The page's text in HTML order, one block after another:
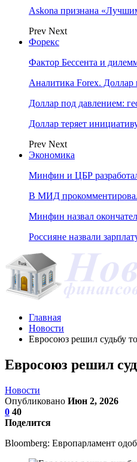
Askona признана
Prev Next
Форекс
Фактор Бессента и
Аналитика Forex. Доллар
Доллар под давлением:
Доллар теряет
Prev Next
Экономика
Минфин и ЦБР
В МИД
Минфин назвал
Россияне назвали
Главная
Новости
Евросоюз решил судьбу
Евросоюз решил
Новости
Опубликовано Июн 2, 2026
0 40
Поделится
Bloomberg: Европарламент